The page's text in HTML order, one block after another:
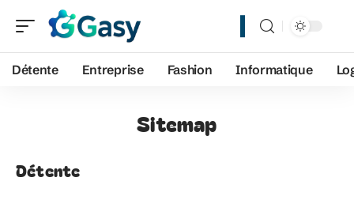
Détente Entreprise Fashion Informatique
Sitemap
Détente